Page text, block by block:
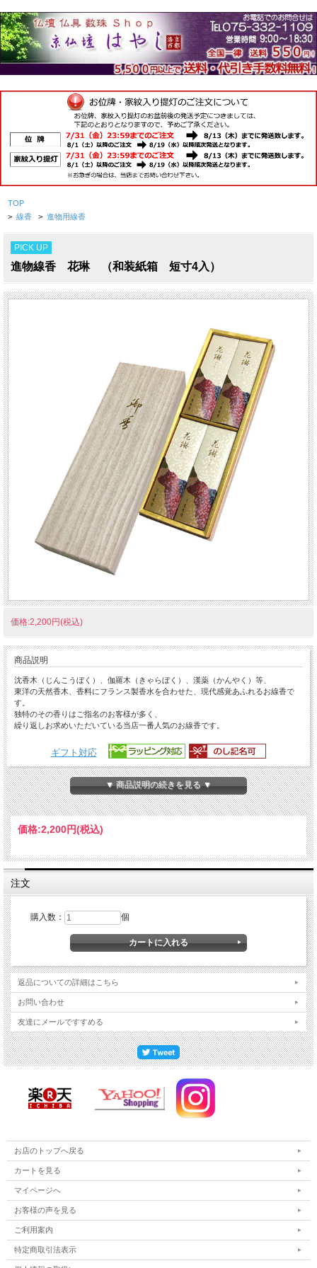
TOP
> 線香 > 進物用線香
PICK UP
進物線香 花琳 （和装紙箱 短寸4入）
価格:2,200円(税込)
商品説明
沈香木（じんこうぼく）、伽羅木（きゃらぼく）、漢薬（かんやく）等、
東洋の天然香木、香料にフランス製香水を合わせた、現代感覚あふれるお線香で
す。
独特のその香りはご指名のお客様が多く、
繰り返しお求めいただいている当店一番人気のお線香です。
ギフト対応
▼ 商品説明の続きを見る ▼
価格:2,200円(税込)
注文
購入数： 個
返品についての詳細はこちら
お問い合わせ
友達にメールですすめる
お店のトップへ戻る
カートを見る
マイページへ
お客様の声を見る
ご利用案内
特定商取引法表示